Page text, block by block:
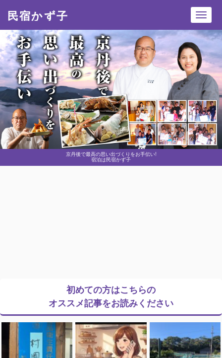
京丹後で最高の思い出づくりをお手伝い!
宿泊は民宿かず子
民宿かず子
初めての方はこちらの
オススメ記事をお読みください